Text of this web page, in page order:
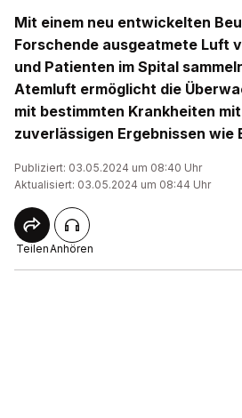
Mit einem neu entwickelten
Forschende ausgeatmete Luft
und Patienten im Spital
Atemluft ermöglicht die
mit bestimmten Krankheiten
zuverlässigen Ergebnissen wie
Publiziert: 03.05.2024 um 08:40 Uhr
Aktualisiert: 03.05.2024 um 08:44 Uhr
TeilenAnhören